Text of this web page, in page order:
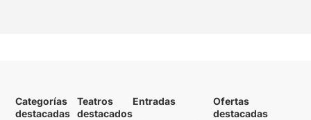
Categorías
destacadas
Teatros
destacados
Entradas
Ofertas
destacadas